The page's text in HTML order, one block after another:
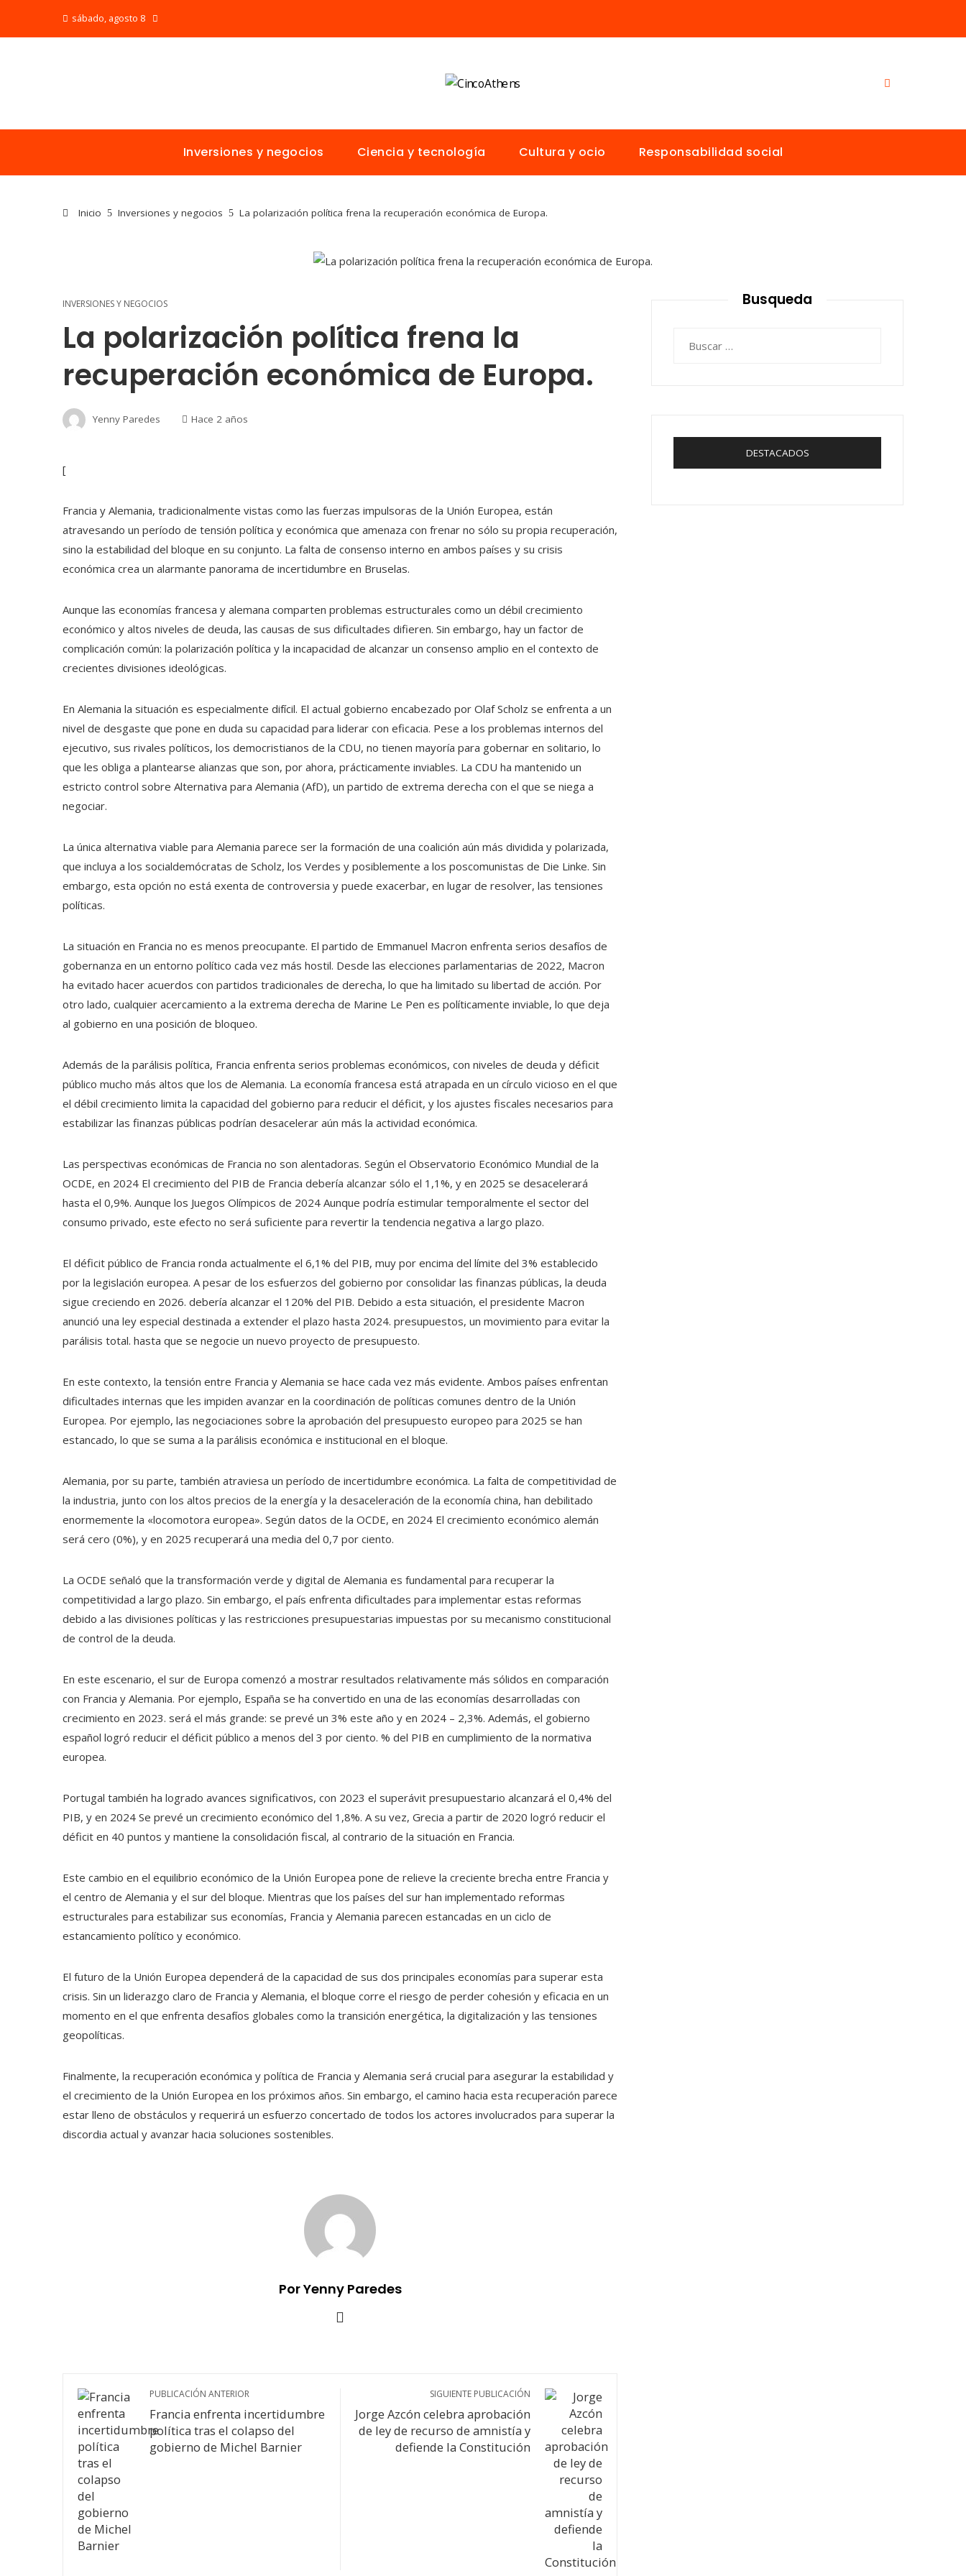
sábado, agosto 8
Inversiones y negocios Ciencia y tecnología Cultura y ocio Responsabilidad social
Inicio Inversiones y negocios La polarización política frena la recuperación económica de Europa.
INVERSIONES Y NEGOCIOS
La polarización política frena la
recuperación económica de Europa.
Yenny Paredes Hace 2 años
[
Francia y Alemania, tradicionalmente vistas como las fuerzas impulsoras de la Unión Europea, están
atravesando un período de tensión política y económica que amenaza con frenar no sólo su propia recuperación,
sino la estabilidad del bloque en su conjunto. La falta de consenso interno en ambos países y su crisis
económica crea un alarmante panorama de incertidumbre en Bruselas.
Aunque las economías francesa y alemana comparten problemas estructurales como un débil crecimiento
económico y altos niveles de deuda, las causas de sus dificultades difieren. Sin embargo, hay un factor de
complicación común: la polarización política y la incapacidad de alcanzar un consenso amplio en el contexto de
crecientes divisiones ideológicas.
En Alemania la situación es especialmente difícil. El actual gobierno encabezado por Olaf Scholz se enfrenta a un
nivel de desgaste que pone en duda su capacidad para liderar con eficacia. Pese a los problemas internos del
ejecutivo, sus rivales políticos, los democristianos de la CDU, no tienen mayoría para gobernar en solitario, lo
que les obliga a plantearse alianzas que son, por ahora, prácticamente inviables. La CDU ha mantenido un
estricto control sobre Alternativa para Alemania (AfD), un partido de extrema derecha con el que se niega a
negociar.
La única alternativa viable para Alemania parece ser la formación de una coalición aún más dividida y polarizada,
que incluya a los socialdemócratas de Scholz, los Verdes y posiblemente a los poscomunistas de Die Linke. Sin
embargo, esta opción no está exenta de controversia y puede exacerbar, en lugar de resolver, las tensiones
políticas.
La situación en Francia no es menos preocupante. El partido de Emmanuel Macron enfrenta serios desafíos de
gobernanza en un entorno político cada vez más hostil. Desde las elecciones parlamentarias de 2022, Macron
ha evitado hacer acuerdos con partidos tradicionales de derecha, lo que ha limitado su libertad de acción. Por
otro lado, cualquier acercamiento a la extrema derecha de Marine Le Pen es políticamente inviable, lo que deja
al gobierno en una posición de bloqueo.
Además de la parálisis política, Francia enfrenta serios problemas económicos, con niveles de deuda y déficit
público mucho más altos que los de Alemania. La economía francesa está atrapada en un círculo vicioso en el que
el débil crecimiento limita la capacidad del gobierno para reducir el déficit, y los ajustes fiscales necesarios para
estabilizar las finanzas públicas podrían desacelerar aún más la actividad económica.
Las perspectivas económicas de Francia no son alentadoras. Según el Observatorio Económico Mundial de la
OCDE, en 2024 El crecimiento del PIB de Francia debería alcanzar sólo el 1,1%, y en 2025 se desacelerará
hasta el 0,9%. Aunque los Juegos Olímpicos de 2024 Aunque podría estimular temporalmente el sector del
consumo privado, este efecto no será suficiente para revertir la tendencia negativa a largo plazo.
El déficit público de Francia ronda actualmente el 6,1% del PIB, muy por encima del límite del 3% establecido
por la legislación europea. A pesar de los esfuerzos del gobierno por consolidar las finanzas públicas, la deuda
sigue creciendo en 2026. debería alcanzar el 120% del PIB. Debido a esta situación, el presidente Macron
anunció una ley especial destinada a extender el plazo hasta 2024. presupuestos, un movimiento para evitar la
parálisis total. hasta que se negocie un nuevo proyecto de presupuesto.
En este contexto, la tensión entre Francia y Alemania se hace cada vez más evidente. Ambos países enfrentan
dificultades internas que les impiden avanzar en la coordinación de políticas comunes dentro de la Unión
Europea. Por ejemplo, las negociaciones sobre la aprobación del presupuesto europeo para 2025 se han
estancado, lo que se suma a la parálisis económica e institucional en el bloque.
Alemania, por su parte, también atraviesa un período de incertidumbre económica. La falta de competitividad de
la industria, junto con los altos precios de la energía y la desaceleración de la economía china, han debilitado
enormemente la «locomotora europea». Según datos de la OCDE, en 2024 El crecimiento económico alemán
será cero (0%), y en 2025 recuperará una media del 0,7 por ciento.
La OCDE señaló que la transformación verde y digital de Alemania es fundamental para recuperar la
competitividad a largo plazo. Sin embargo, el país enfrenta dificultades para implementar estas reformas
debido a las divisiones políticas y las restricciones presupuestarias impuestas por su mecanismo constitucional
de control de la deuda.
En este escenario, el sur de Europa comenzó a mostrar resultados relativamente más sólidos en comparación
con Francia y Alemania. Por ejemplo, España se ha convertido en una de las economías desarrolladas con
crecimiento en 2023. será el más grande: se prevé un 3% este año y en 2024 – 2,3%. Además, el gobierno
español logró reducir el déficit público a menos del 3 por ciento. % del PIB en cumplimiento de la normativa
europea.
Portugal también ha logrado avances significativos, con 2023 el superávit presupuestario alcanzará el 0,4% del
PIB, y en 2024 Se prevé un crecimiento económico del 1,8%. A su vez, Grecia a partir de 2020 logró reducir el
déficit en 40 puntos y mantiene la consolidación fiscal, al contrario de la situación en Francia.
Este cambio en el equilibrio económico de la Unión Europea pone de relieve la creciente brecha entre Francia y
el centro de Alemania y el sur del bloque. Mientras que los países del sur han implementado reformas
estructurales para estabilizar sus economías, Francia y Alemania parecen estancadas en un ciclo de
estancamiento político y económico.
El futuro de la Unión Europea dependerá de la capacidad de sus dos principales economías para superar esta
crisis. Sin un liderazgo claro de Francia y Alemania, el bloque corre el riesgo de perder cohesión y eficacia en un
momento en el que enfrenta desafíos globales como la transición energética, la digitalización y las tensiones
geopolíticas.
Finalmente, la recuperación económica y política de Francia y Alemania será crucial para asegurar la estabilidad y
el crecimiento de la Unión Europea en los próximos años. Sin embargo, el camino hacia esta recuperación parece
estar lleno de obstáculos y requerirá un esfuerzo concertado de todos los actores involucrados para superar la
discordia actual y avanzar hacia soluciones sostenibles.
Por Yenny Paredes
PUBLICACIÓN ANTERIOR
Francia enfrenta incertidumbre
política tras el colapso del
gobierno de Michel Barnier
SIGUIENTE PUBLICACIÓN
Jorge Azcón celebra aprobación
de ley de recurso de amnistía y
defiende la Constitución
Busqueda
DESTACADOS